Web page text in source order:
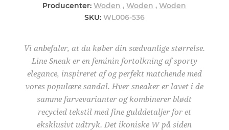
Producenter: Woden , Woden , Woden
SKU: WL006-536
Vi anbefaler, at du køber din sædvanlige størrelse.
Line Sneak er en feminin fortolkning af sporty
elegance, inspireret af og perfekt matchende med
vores populære sandal. Hver sneaker er lavet i de
samme farvevarianter og kombinerer blødt
recycled tekstil med fine gulddetaljer for et
eksklusivt udtryk. Det ikoniske W på siden